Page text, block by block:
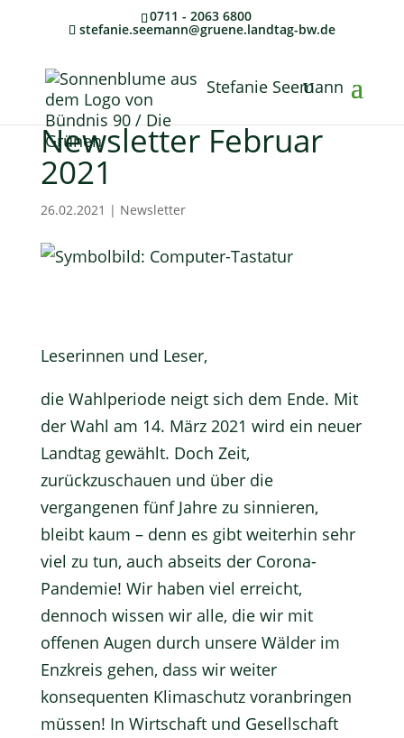
0711 - 2063 6800
stefanie.seemann@gruene.landtag-bw.de
Stefanie Seemann
Newsletter Februar
2021
26.02.2021 | Newsletter
Leserinnen und Leser,
die Wahlperiode neigt sich dem Ende. Mit
der Wahl am 14. März 2021 wird ein neuer
Landtag gewählt. Doch Zeit,
zurückzuschauen und über die
vergangenen fünf Jahre zu sinnieren,
bleibt kaum – denn es gibt weiterhin sehr
viel zu tun, auch abseits der Corona-
Pandemie! Wir haben viel erreicht,
dennoch wissen wir alle, die wir mit
offenen Augen durch unsere Wälder im
Enzkreis gehen, dass wir weiter
konsequenten Klimaschutz voranbringen
müssen! In Wirtschaft und Gesellschaft